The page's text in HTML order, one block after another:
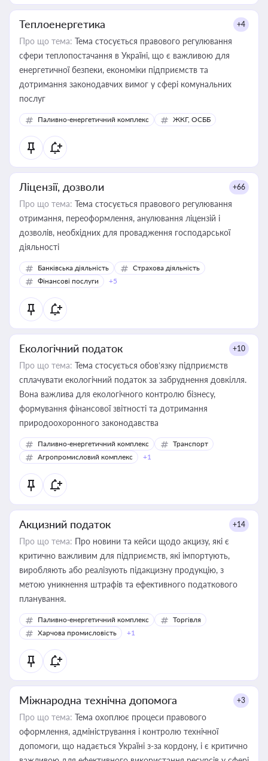
Теплоенергетика +4
Про що тема: Тема стосується правового регулювання
сфери теплопостачання в Україні, що є важливою для
енергетичної безпеки, економіки підприємств та
дотримання законодавчих вимог у сфері комунальних
послуг
Паливно-енергетичний комплекс ЖКГ, ОСББ
Ліцензії, дозволи +66
Про що тема: Тема стосується правового регулювання
отримання, переоформлення, анулювання ліцензій і
дозволів, необхідних для провадження господарської
діяльності
Банківська діяльність
Страхова діяльність
Фінансові послуги
+5
Екологічний податок +10
Про що тема: Тема стосується обов’язку підприємств
сплачувати екологічний податок за забруднення довкілля.
Вона важлива для екологічного контролю бізнесу,
формування фінансової звітності та дотримання
природоохоронного законодавства
Паливно-енергетичний комплекс
Транспорт
Агропромисловий комплекс
+1
Акцизний податок +14
Про що тема: Про новини та кейси щодо акцизу, які є
критично важливим для підприємств, які імпортують,
виробляють або реалізують підакцизну продукцію, з
метою уникнення штрафів та ефективного податкового
планування.
Паливно-енергетичний комплекс
Торгівля
Харчова промисловість
+1
Міжнародна технічна допомога +3
Про що тема: Тема охоплює процеси правового
оформлення, адміністрування і контролю технічної
допомоги, що надається Україні з-за кордону, і є критично